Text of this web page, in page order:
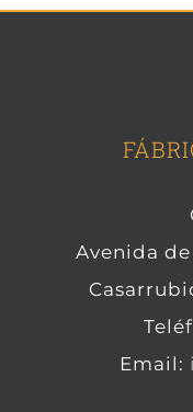
Avenida de
Email: